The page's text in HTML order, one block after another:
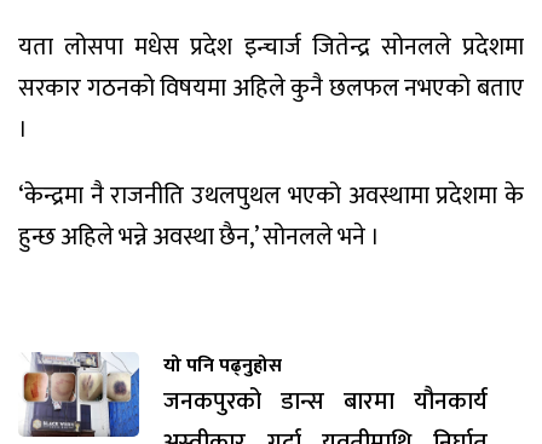
यता लोसपा मधेस प्रदेश इन्चार्ज जितेन्द्र सोनलले प्रदेशमा
सरकार गठनको विषयमा अहिले कुनै छलफल नभएको बताए
।
‘केन्द्रमा नै राजनीति उथलपुथल भएको अवस्थामा प्रदेशमा के
हुन्छ अहिले भन्ने अवस्था छैन,’ सोनलले भने ।
यो पनि पढ्नुहोस
जनकपुरको डान्स बारमा यौनकार्य